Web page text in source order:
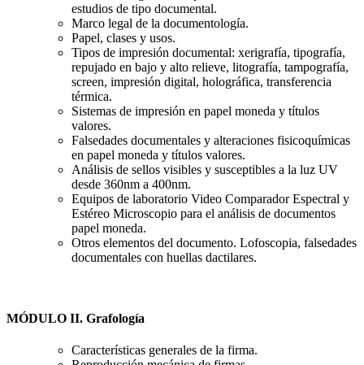
estudios de tipo documental.
Marco legal de la documentología.
Papel, clases y usos.
Tipos de impresión documental: xerigrafía, tipografía,
repujado en bajo y alto relieve, litografía, tampografía,
screen, impresión digital, holográfica, transferencia
térmica.
Sistemas de impresión en papel moneda y títulos
valores.
Falsedades documentales y alteraciones fisicoquímicas
en papel moneda y títulos valores.
Análisis de sellos visibles y susceptibles a la luz UV
desde 360nm a 400nm.
Equipos de laboratorio Video Comparador Espectral y
Estéreo Microscopio para el análisis de documentos
papel moneda.
Otros elementos del documento. Lofoscopia, falsedades
documentales con huellas dactilares.
MÓDULO II. Grafología
Características generales de la firma.